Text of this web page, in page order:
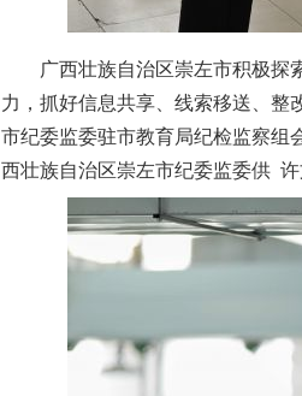
广西壮族自治区崇左市积极探索
力，抓好信息共享、线索移送、整
市纪委监委驻市教育局纪检监察组
西壮族自治区崇左市纪委监委供 许